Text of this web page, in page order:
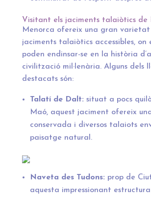
Visitant els jaciments talaiòtics de
Menorca ofereix una gran varietat
jaciments talaiòtics accessibles, on
poden endinsar-se en la història
civilització mil·lenària. Alguns dels
destacats són:
Talatí de Dalt: situat a pocs
Maó, aquest jaciment ofereix
conservada i diversos talaiots
paisatge natural.
Naveta des Tudons: prop de
aquesta impressionant